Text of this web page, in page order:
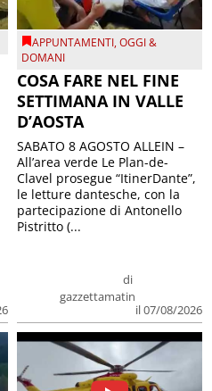
APPUNTAMENTI,OGGI &
DOMANI
COSA FARE NEL FINE
SETTIMANA IN VALLE
D’AOSTA
di
gazzettamatin
il 07/08/2026
SABATO 8 AGOSTO ALLEIN –
All’area verde Le Plan-de-
Clavel prosegue “ItinerDante”,
le letture dantesche, con la
partecipazione di Antonello
Pistritto (...